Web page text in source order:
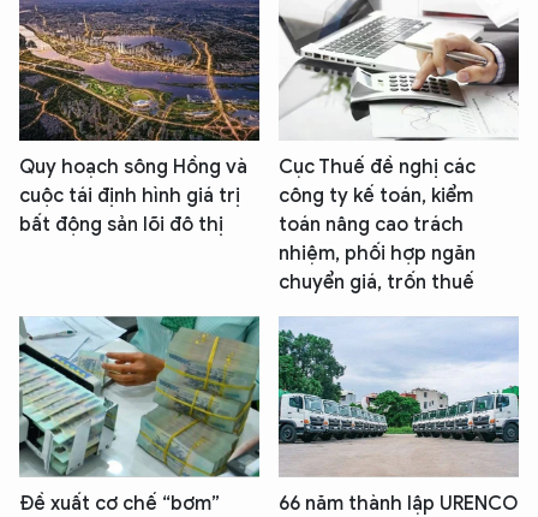
Quy hoạch sông Hồng và
cuộc tái định hình giá trị
bất động sản lõi đô thị
Cục Thuế đề nghị các
công ty kế toán, kiểm
toán nâng cao trách
nhiệm, phối hợp ngăn
chuyển giá, trốn thuế
Đề xuất cơ chế “bơm”
66 năm thành lập URENCO